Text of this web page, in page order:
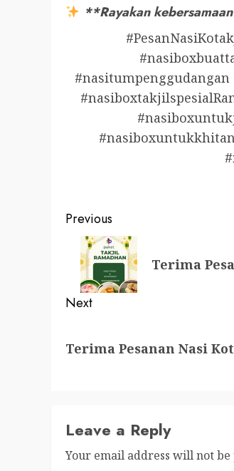
**Rayakan
Post
navigation
Previous
Previous
post:
Terima
Next
post:
Terima Pesanan Nasi
Leave a Reply
Your email address will not be